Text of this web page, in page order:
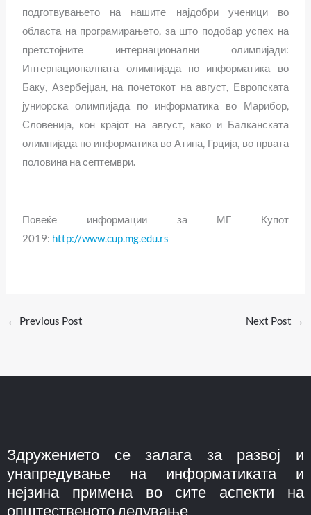
подготвувањето на нашите најдобри ученици во
областа на програмирањето, за што подобар успех на
претстојните интернационални олимпијади:
Интернационалната олимпијада по информатика во
Баку, Азербејџан, на почетокот на август, Европската
јуниорска олимпијада по информатика во Марибор,
Словенија, кон крајот на август, како и Балканската
олимпијада по информатика во Атина, Грција, во првата
половина на септември.
Повеќе информации за МГ Купот
2019: http://www.cup.mg.edu.rs
← Previous Post Next Post →
Здружението се залага за развој и
унапредување на информатиката и
нејзина примена во сите аспекти на
општественото делување